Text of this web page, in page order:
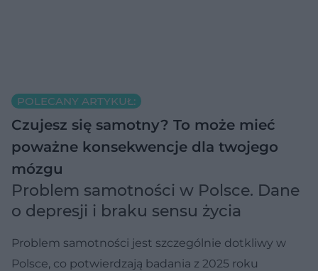
POLECANY ARTYKUŁ:
Czujesz się samotny? To może mieć
poważne konsekwencje dla twojego
mózgu
Problem samotności w Polsce. Dane
o depresji i braku sensu życia
Problem samotności jest szczególnie dotkliwy w
Polsce, co potwierdzają badania z 2025 roku